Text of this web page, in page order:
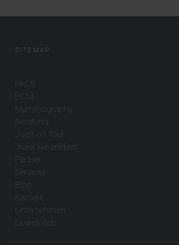
SITEMAP
PACS
HCM
Mammography
Beratung
JiveX on Tour
JiveX live erleben
Partner
Services
Blog
Karriere
Unternehmen
Downloads